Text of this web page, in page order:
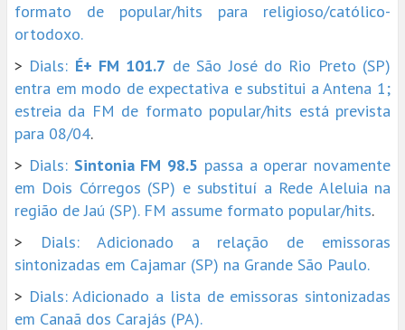
formato de popular/hits para religioso/católico-
ortodoxo.
> Dials: É+ FM 101.7 de São José do Rio Preto (SP)
entra em modo de expectativa e substitui a Antena 1;
estreia da FM de formato popular/hits está prevista
para 08/04.
> Dials: Sintonia FM 98.5 passa a operar novamente
em Dois Córregos (SP) e substituí a Rede Aleluia na
região de Jaú (SP). FM assume formato popular/hits.
> Dials: Adicionado a relação de emissoras
sintonizadas em Cajamar (SP) na Grande São Paulo.
> Dials: Adicionado a lista de emissoras sintonizadas
em Canaã dos Carajás (PA).